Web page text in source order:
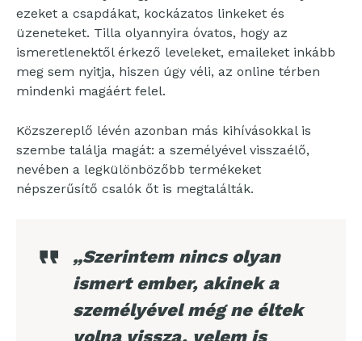
ezeket a csapdákat, kockázatos linkeket és
üzeneteket. Tilla olyannyira óvatos, hogy az
ismeretlenektől érkező leveleket, emaileket inkább
meg sem nyitja, hiszen úgy véli, az online térben
mindenki magáért felel.
Közszereplő lévén azonban más kihívásokkal is
szembe találja magát: a személyével visszaélő,
nevében a legkülönbözőbb termékeket
népszerűsítő csalók őt is megtalálták.
„Szerintem nincs olyan
ismert ember, akinek a
személyével még ne éltek
volna vissza, velem is